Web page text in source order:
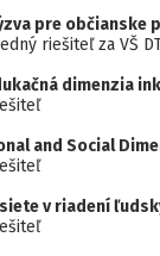
pre občianske
riešiteľ za VŠ
dimenzia
and Social
v riadení